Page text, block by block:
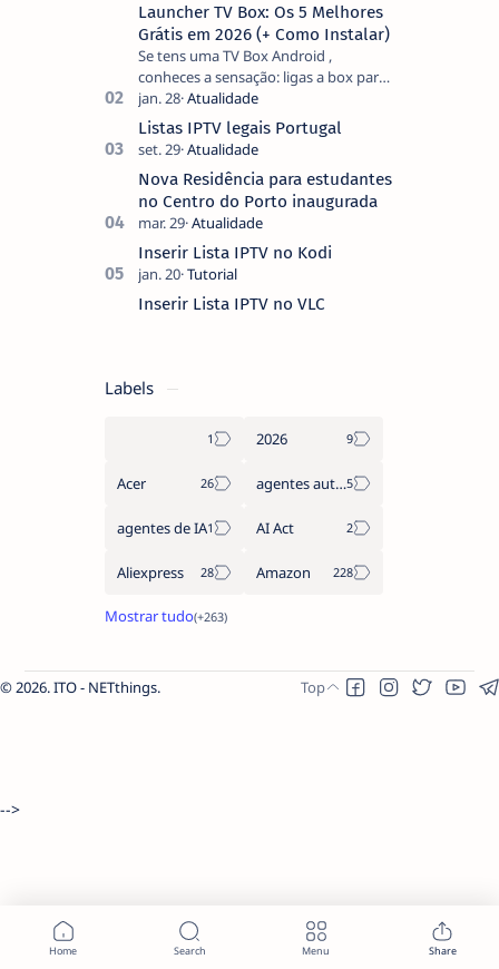
Launcher TV Box: Os 5 Melhores
Grátis em 2026 (+ Como Instalar)
Se tens uma TV Box Android ,
conheces a sensação: ligas a box para
ver um filme e o ecrã inicial está
coberto de sugestões que não
pediste, ban…
Listas IPTV legais Portugal
Nova Residência para estudantes
no Centro do Porto inaugurada
Inserir Lista IPTV no Kodi
Inserir Lista IPTV no VLC
Labels
2026
Acer agentes autónomos
agentes de IA AI Act
Aliexpress Amazon
2026.ITO - NETthings.
-->